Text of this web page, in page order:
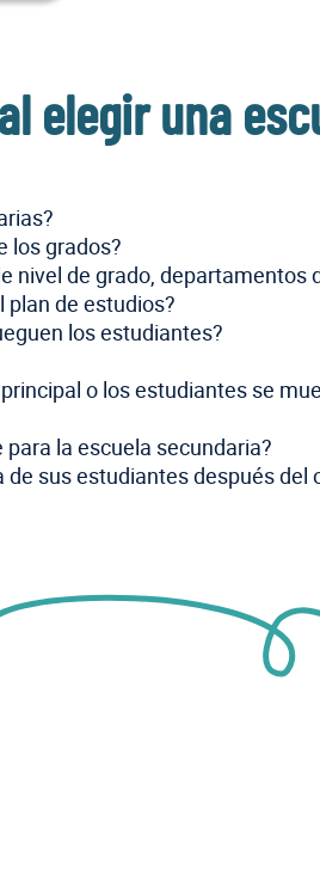
elegir una
los grados?
nivel de grado, departamentos
plan de estudios?
los estudiantes?
o los estudiantes se
la escuela secundaria?
sus estudiantes después del